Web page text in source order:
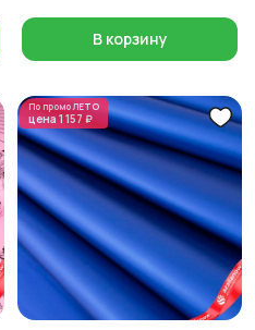
В корзину
По промоЛЕТО
цена1 157 ₽